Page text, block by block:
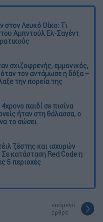
στον Λευκό Οίκο: Τι
του Αμπντούλ Ελ-Σαγέντ
σχιζοφρενής, εμμονικός,
τον αντάμωσε η δόξα –
την πορεία της
παιδί σε πισίνα
ήταν στη θάλασσα, ο
το σώσει
ζέστης και ισχυρών
κατάσταση Red Code η
5 περιοχές
επόμενο
άρθρο